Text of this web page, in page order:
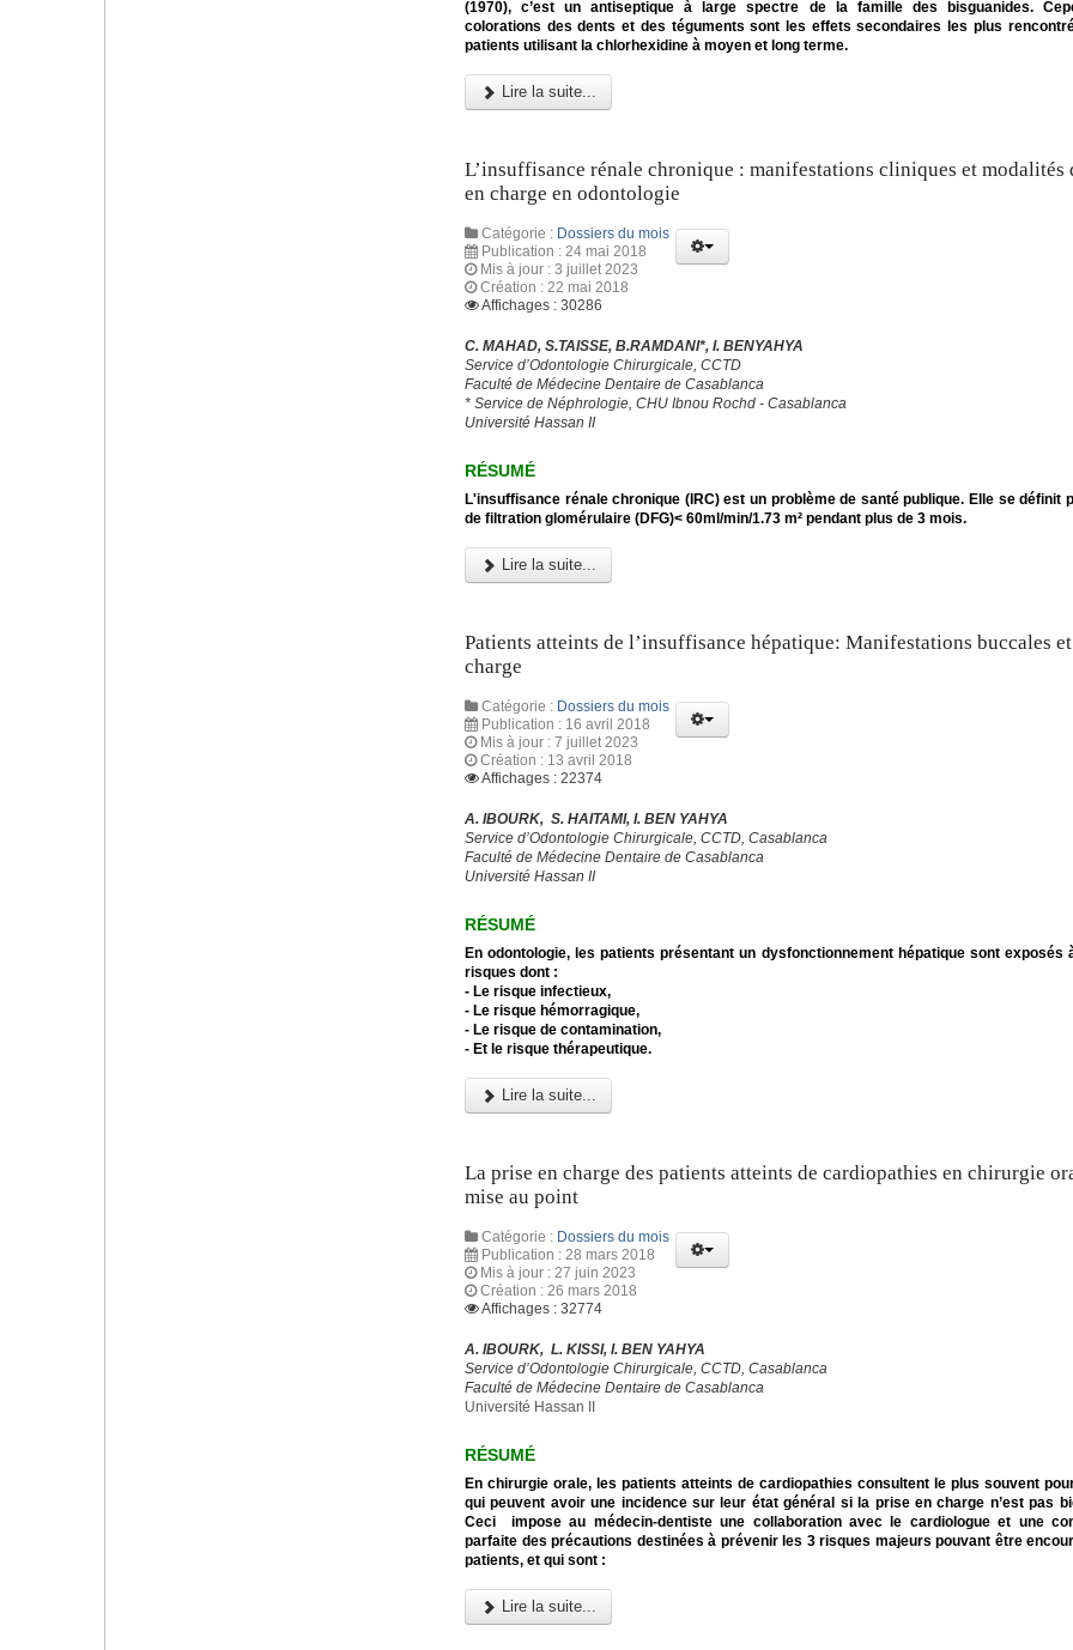
(1970), c’est un antiseptique à large spectre de la famille des bisguanides.
colorations des dents et des téguments sont les effets secondaires les plus
patients utilisant la chlorhexidine à moyen et long terme.
Lire la suite...
L’insuffisance rénale chronique : manifestations cliniques et modalités
en charge en odontologie
Catégorie : Dossiers du mois
Publication : 24 mai 2018
Mis à jour : 3 juillet 2023
Création : 22 mai 2018
Affichages : 30286
C. MAHAD, S.TAISSE, B.RAMDANI*, I. BENYAHYA
Service d’Odontologie Chirurgicale, CCTD
Faculté de Médecine Dentaire de Casablanca
* Service de Néphrologie, CHU Ibnou Rochd - Casablanca
Université Hassan II
RÉSUMÉ
L'insuffisance rénale chronique (IRC) est un problème de santé publique. Elle se définit
de filtration glomérulaire (DFG)< 60ml/min/1.73 m² pendant plus de 3 mois.
Lire la suite...
Patients atteints de l’insuffisance hépatique: Manifestations buccales
charge
Catégorie : Dossiers du mois
Publication : 16 avril 2018
Mis à jour : 7 juillet 2023
Création : 13 avril 2018
Affichages : 22374
A. IBOURK, S. HAITAMI, I. BEN YAHYA
Service d’Odontologie Chirurgicale, CCTD, Casablanca
Faculté de Médecine Dentaire de Casablanca
Université Hassan II
RÉSUMÉ
En odontologie, les patients présentant un dysfonctionnement hépatique sont exposés
risques dont :
- Le risque infectieux,
- Le risque hémorragique,
- Le risque de contamination,
- Et le risque thérapeutique.
Lire la suite...
La prise en charge des patients atteints de cardiopathies en chirurgie
mise au point
Catégorie : Dossiers du mois
Publication : 28 mars 2018
Mis à jour : 27 juin 2023
Création : 26 mars 2018
Affichages : 32774
A. IBOURK, L. KISSI, I. BEN YAHYA
Service d’Odontologie Chirurgicale, CCTD, Casablanca
Faculté de Médecine Dentaire de Casablanca
Université Hassan II
RÉSUMÉ
En chirurgie orale, les patients atteints de cardiopathies consultent le plus souvent
qui peuvent avoir une incidence sur leur état général si la prise en charge n’est pas
Ceci impose au médecin-dentiste une collaboration avec le cardiologue et une
parfaite des précautions destinées à prévenir les 3 risques majeurs pouvant être
patients, et qui sont :
Lire la suite...